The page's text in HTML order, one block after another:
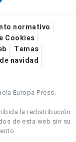
normativo
Cookies
Temas
navidad
Europa Press.
la redistribución
de esta web sin su